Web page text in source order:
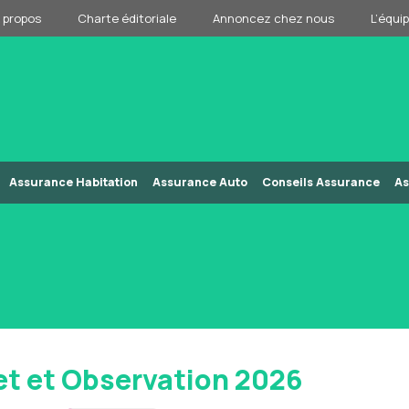
propos Charte éditoriale Annoncez chez nous
Assurance Habitation Assurance Auto Conseils Assurance
et Observation 2026